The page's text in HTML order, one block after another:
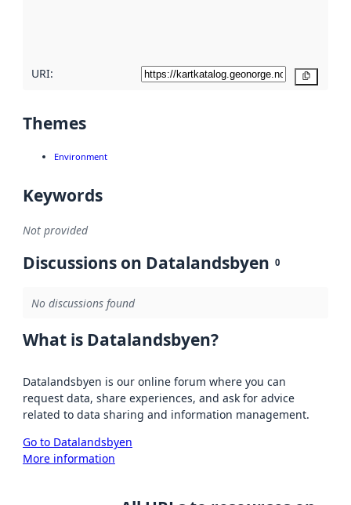
URI:
Themes
Environment
Keywords
Not provided
Discussions on Datalandsbyen 0
No discussions found
What is Datalandsbyen?
Datalandsbyen is our online forum where you can
request data, share experiences, and ask for advice
related to data sharing and information management.
Go to Datalandsbyen
More information